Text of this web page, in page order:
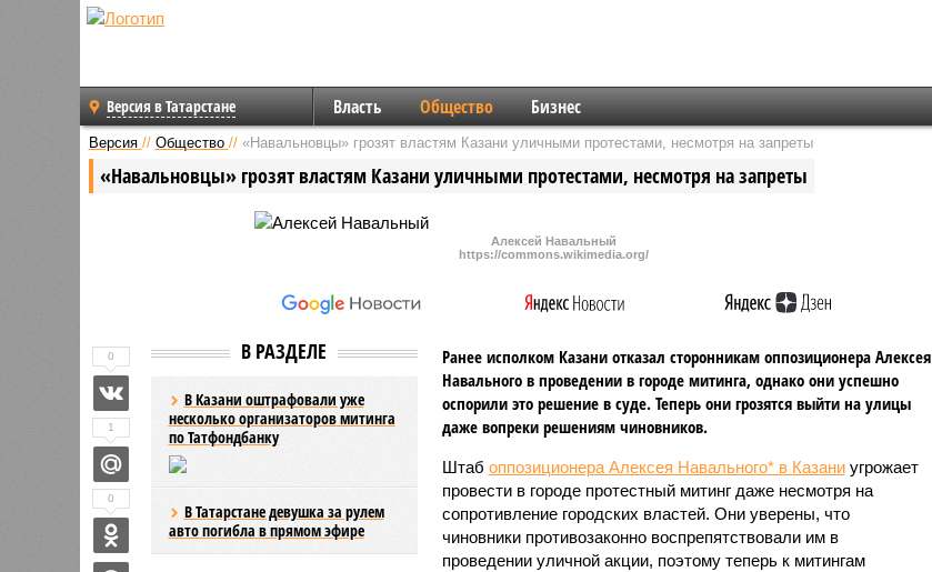
Версия в Татарстане Власть Общество Бизнес
Версия // Общество // «Навальновцы» грозят властям Казани уличными протестами, несмотря на запреты
«Навальновцы» грозят властям Казани уличными протестами, несмотря на запреты
Алексей Навальный
https://commons.wikimedia.org/
В РАЗДЕЛЕ
В Казани оштрафовали уже
несколько организаторов митинга
по Татфондбанку
В Татарстане девушка за рулем
авто погибла в прямом эфире
Ранее исполком Казани отказал сторонникам оппозиционера Алексея
Навального в проведении в городе митинга, однако они успешно
оспорили это решение в суде. Теперь они грозятся выйти на улицы
даже вопреки решениям чиновников.
Штаб оппозиционера Алексея Навального* в Казаниугрожает
провести в городе протестный митинг даже несмотря на
сопротивление городских властей. Они уверены, что
чиновники противозаконно воспрепятствовали им в
проведении уличной акции, поэтому теперь к митингам
0
1
0